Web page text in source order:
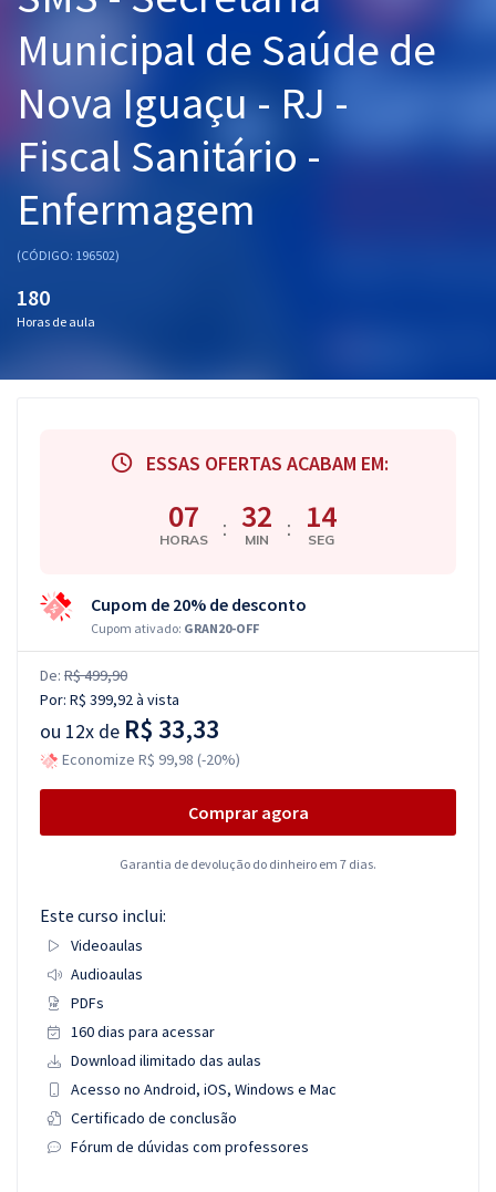
Graduação
Mentorias
Questões grátis
Blog
Municipal de Saúde de
Nova Iguaçu - RJ -
Fiscal Sanitário -
Enfermagem
(CÓDIGO: 196502)
180
Horas de aula
ESSAS OFERTAS ACABAM EM:
07
HORAS : 32
MIN : 13
SEG
Cupom de 20% de desconto
Cupom ativado: GRAN20-OFF
De: R$ 499,90
Por: R$ 399,92à vista
ou 12x de R$ 33,33
Economize R$ 99,98 (-20%)
Comprar agora
Garantia de devolução do dinheiro em 7 dias.
Este curso inclui:
Videoaulas
Audioaulas
PDFs
160 dias para acessar
Download ilimitado das aulas
Acesso no Android, iOS, Windows e Mac
Certificado de conclusão
Fórum de dúvidas com professores